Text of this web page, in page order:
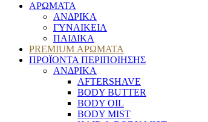
ΑΡΩΜΑΤΑ
ΑΝΔΡΙΚΑ
ΓΥΝΑΙΚΕΙΑ
ΠΑΙΔΙΚΑ
PREMIUM ΑΡΩΜΑΤΑ
ΠΡΟΪΟΝΤΑ ΠΕΡΙΠΟΙΗΣΗΣ
ΑΝΔΡΙΚΑ
AFTERSHAVE
BODY BUTTER
BODY OIL
BODY MIST